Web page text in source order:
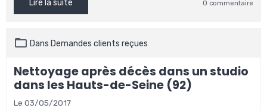
Lire la suite 0 commentaire
Dans Demandes clients reçues
Nettoyage après décès dans un studio
dans les Hauts-de-Seine (92)
Le 03/05/2017